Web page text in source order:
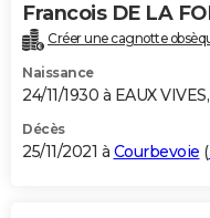
Francois DE LA
Créer une cagnotte
Naissance
24/11/1930 à EAUX
Décès
25/11/2021 à Courbevoie (